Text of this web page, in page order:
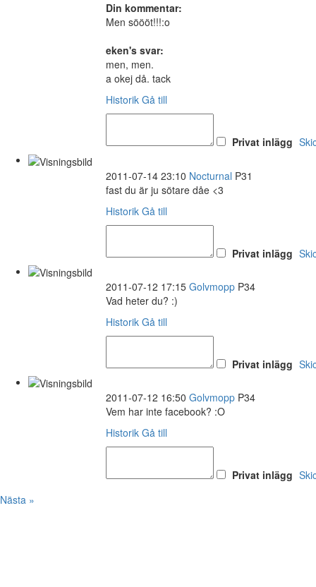
Din kommentar:
Men söööt!!!:o
eken's svar:
men, men.
a okej då. tack
Historik Gå till
Privat inlägg
2011-07-14 23:10 Nocturnal P31
fast du är ju sötare dåe <3
Historik Gå till
Privat inlägg
2011-07-12 17:15 Golvmopp P34
Vad heter du? :)
Historik Gå till
Privat inlägg
2011-07-12 16:50 Golvmopp P34
Vem har inte facebook? :O
Historik Gå till
Privat inlägg
Nästa »